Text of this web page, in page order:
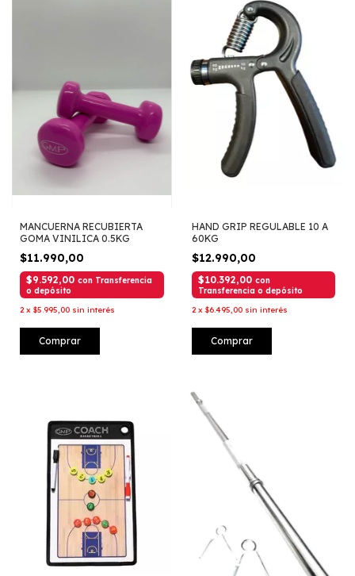
MANCUERNA RECUBIERTA
GOMA VINILICA 0.5KG
$11.990,00
$9.592,00 con Transferencia
o depósito
2 x $5.995,00 sin interés
Comprar
HAND GRIP REGULABLE 10 A
60KG
$12.990,00
$10.392,00 con
Transferencia o depósito
2 x $6.495,00 sin interés
Comprar